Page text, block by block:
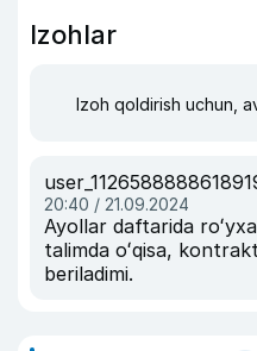
Izohlar
Izoh qoldirish uchun,
20:40 / 21.09.2024
Ayollar daftarida
talimda oʻqisa,
beriladimi.